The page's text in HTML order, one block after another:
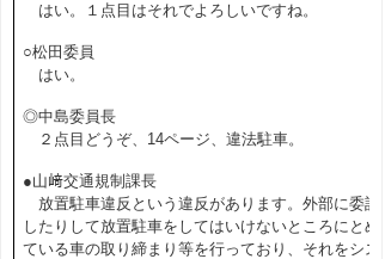
はい。１点目はそれでよろしいですね。
○松田委員
はい。
◎中島委員長
２点目どうぞ、14ページ、違法駐車。
●山﨑交通規制課長
放置駐車違反という違反があります。外部に委託
したりして放置駐車をしてはいけないところにとめ
ている車の取り締まり等を行っており、それをシス